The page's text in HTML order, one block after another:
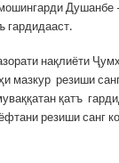
гардидааст.
нақлиёти
мазкур резиши
қатъ
резиши санг